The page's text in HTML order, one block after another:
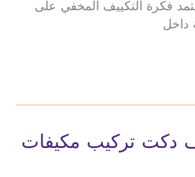
فكرة التكييف المخفي على
داخل
دكت تركيب مكيفات